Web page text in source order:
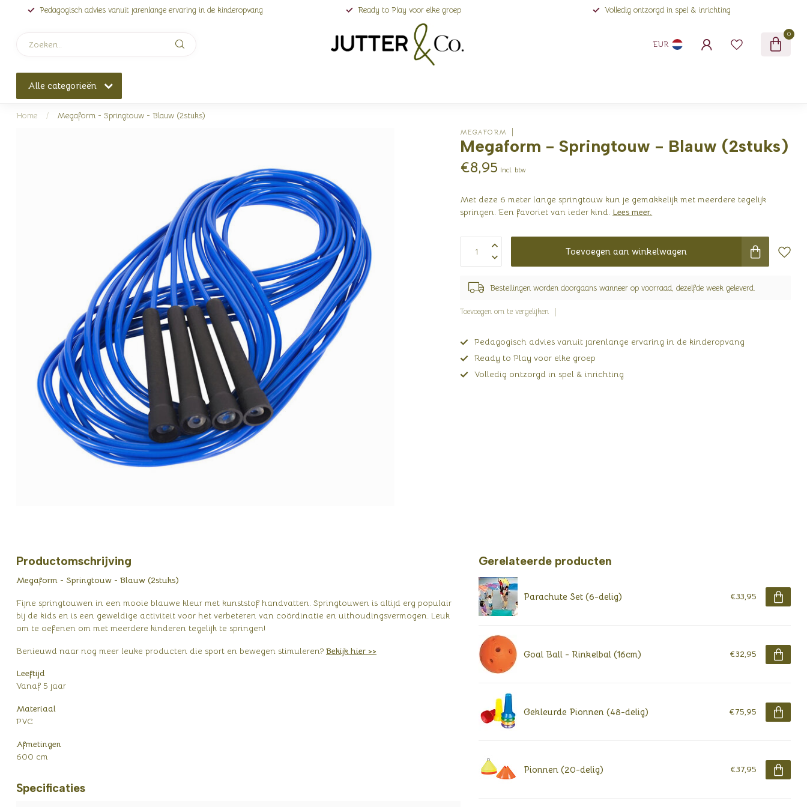
Pedagogisch advies vanuit jarenlange ervaring in de kinderopvang Ready to Play voor elke groep Volledig ontzorgd in spel & inrichting
EUR
0
Alle categorieën
Home / Megaform - Springtouw - Blauw (2stuks)
MEGAFORM
Megaform - Springtouw - Blauw (2stuks)
€8,95 Incl. btw
Met deze 6 meter lange springtouw kun je gemakkelijk met meerdere tegelijk
springen. Een favoriet van ieder kind. Lees meer.
Toevoegen aan winkelwagen
Bestellingen worden doorgaans wanneer op voorraad, dezelfde week geleverd.
Toevoegen om te vergelijken
Pedagogisch advies vanuit jarenlange ervaring in de kinderopvang
Ready to Play voor elke groep
Volledig ontzorgd in spel & inrichting
Productomschrijving
Megaform - Springtouw - Blauw (2stuks)
Fijne springtouwen in een mooie blauwe kleur met kunststof handvatten. Springtouwen is altijd erg populair
bij de kids en is een geweldige activiteit voor het verbeteren van coördinatie en uithoudingsvermogen. Leuk
om te oefenen om met meerdere kinderen tegelijk te springen!
Benieuwd naar nog meer leuke producten die sport en bewegen stimuleren? Bekijk hier >>
Leeftijd
Vanaf 5 jaar
Materiaal
PVC
Afmetingen
600 cm
Specificaties
Gerelateerde producten
Parachute Set (6-delig) €33,95
Goal Ball - Rinkelbal (16cm) €32,95
Gekleurde Pionnen (48-delig) €75,95
Pionnen (20-delig) €37,95